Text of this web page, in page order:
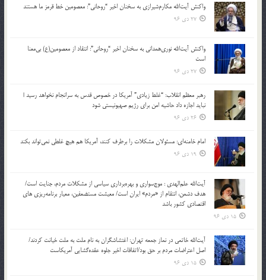
واکنش آیت‌الله مکارم‌شیرازی به سخنان اخیر “روحانی”: معصومین خط قرمز ما هستند
27 دی 96
واکنش آیت‌الله نوری‌همدانی به سخنان اخیر “روحانی”: انتقاد از معصومین(ع) بی‌معنا
است
27 دی 96
رهبر معظم انقلاب: “غلط زیادی” آمریکا در خصوص قدس به سرانجام نخواهد رسید |
نباید اجازه داد حاشیه امن برای رژیم صهیونیستی شود
26 دی 96
امام خامنه‌ای: مسئولان مشکلات را برطرف کنند، آمریکا هم هیچ غلطی نمی‌تواند بکند
19 دی 96
آیت‌الله علم‌الهدی : موج‌سواری و بهره‌برداری سیاسی از مشکلات مردم، جنایت است/
هدف دشمن، انتقام از «مردم» ایران است/ معیشت مستضعفین، معیار برنامه‌ریزی های
اقتصادی کشور باشد
15 دی 96
آیت‌الله خاتمی در نماز جمعه تهران: اغتشاشگران به نام ملت به ملت خیانت کردند/
اصل اعتراضات مردم بر حق بود/اتفاقات اخیر جلوه عقده‌گشایی آمریکاست
15 دی 96